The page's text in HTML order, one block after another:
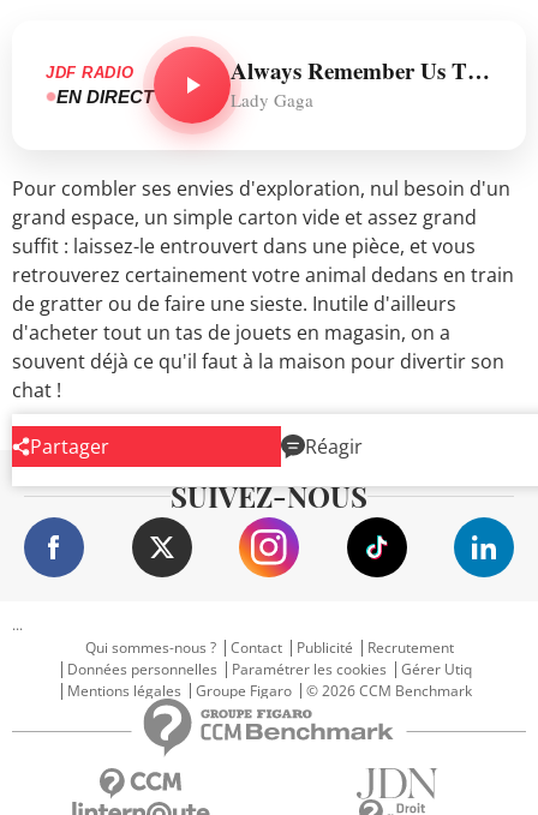
JDF RADIO
EN DIRECT
Always Remember Us This Way
Lady Gaga
Pour combler ses envies d'exploration, nul besoin d'un
grand espace, un simple carton vide et assez grand
suffit : laissez-le entrouvert dans une pièce, et vous
retrouverez certainement votre animal dedans en train
de gratter ou de faire une sieste. Inutile d'ailleurs
d'acheter tout un tas de jouets en magasin, on a
souvent déjà ce qu'il faut à la maison pour divertir son
chat !
Partager Réagir
SUIVEZ-NOUS
...
Qui sommes-nous ?
Contact Publicité
Recrutement
Données personnelles
Paramétrer les cookies
Gérer Utiq
Mentions légales
Groupe Figaro © 2026 CCM Benchmark